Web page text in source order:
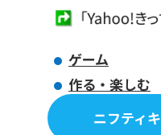
ゲーム
作る・楽しむ
ニフティ